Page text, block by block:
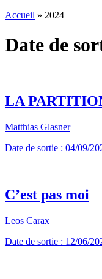
Accueil » 2024
Date de
LA
Matthias Glasner
Date de sortie : 04/09/
C’est pas moi
Leos Carax
Date de sortie : 12/06/